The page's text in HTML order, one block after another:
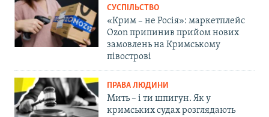
СУСПІЛЬСТВО
«Крим – не Росія»: маркетплейс
Ozon припинив прийом нових
замовлень на Кримському
півострові
ПРАВА ЛЮДИНИ
Мить – і ти шпигун. Як у
кримських судах розглядають